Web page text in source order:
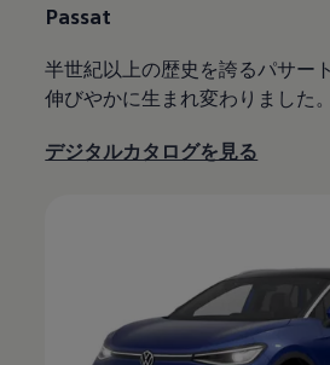
Passat
半世紀以上の歴史を誇るパサー
伸びやかに生まれ変わりました。
デジタルカタログを見る